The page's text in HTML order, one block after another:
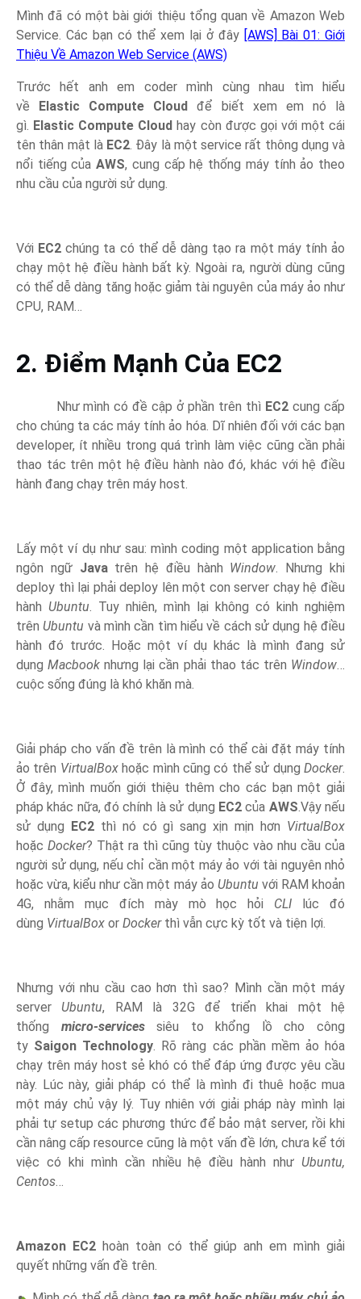
Mình đã có một bài giới thiệu tổng quan về Amazon Web
Service. Các bạn có thể xem lại ở đây [AWS] Bài 01: Giới
Thiệu Về Amazon Web Service (AWS)
Trước hết anh em coder mình cùng nhau tìm hiểu
về Elastic Compute Cloud để biết xem em nó là
gì. Elastic Compute Cloud hay còn được gọi với một cái
tên thân mật là EC2 . Đây là một service rất thông dụng và
nổi tiếng củaAWS, cung cấp hệ thống máy tính ảo theo
nhu cầu của người sử dụng.
Với EC2 chúng ta có thể dễ dàng tạo ra một máy tính ảo
chạy một hệ điều hành bất kỳ. Ngoài ra, người dùng cũng
có thể dễ dàng tăng hoặc giảm tài nguyên của máy ảo như
CPU, RAM…
2. Điểm Mạnh Của EC2
Như mình có đề cập ở phần trên thì EC2 cung cấp
cho chúng ta các máy tính ảo hóa. Dĩ nhiên đối với các bạn
developer, ít nhiều trong quá trình làm việc cũng cần phải
thao tác trên một hệ điều hành nào đó, khác với hệ điều
hành đang chạy trên máy host.
Lấy một ví dụ như sau: mình coding một application bằng
ngôn ngữ Javatrên hệ điều hành Window . Nhưng khi
deploy thì lại phải deploy lên một con server chạy hệ điều
hành Ubuntu . Tuy nhiên, mình lại không có kinh nghiệm
trên Ubuntu và mình cần tìm hiểu về cách sử dụng hệ điều
hành đó trước. Hoặc một ví dụ khác là mình đang sử
dụngMacbook nhưng lại cần phải thao tác trên Window
cuộc sống đúng là khó khăn mà.
Giải pháp cho vấn đề trên là mình có thể cài đặt máy tính
ảo trên VirtualBoxhoặc mình cũng có thể sử dụngDocker.
Ở đây, mình muốn giới thiệu thêm cho các bạn một giải
pháp khác nữa, đó chính là sử dụng EC2của AWS .Vậy nếu
sử dụng EC2thì nó có gì sang xịn mịn hơn VirtualBox
hoặc Docker? Thật ra thì cũng tùy thuộc vào nhu cầu của
người sử dụng, nếu chỉ cần một máy ảo với tài nguyên nhỏ
hoặc vừa, kiểu như cần một máy ảo Ubuntu với RAM khoản
4G, nhằm mục đích mày mò học hỏi CLI lúc đó
dùng VirtualBox or Dockerthì vẫn cực kỳ tốt và tiện lợi.
Nhưng với nhu cầu cao hơn thì sao? Mình cần một máy
server Ubuntu, RAM là 32G để triển khai một hệ
thống micro-servicessiêu to khổng lồ cho công
ty Saigon Technology . Rõ ràng các phần mềm ảo hóa
chạy trên máy host sẻ khó có thể đáp ứng được yêu cầu
này. Lúc này, giải pháp có thể là mình đi thuê hoặc mua
một máy chủ vậy lý. Tuy nhiên với giải pháp này mình lại
phải tự setup các phương thức để bảo mật server, rồi khi
cần nâng cấp resource cũng là một vấn đề lớn, chưa kể tới
việc có khi mình cần nhiều hệ điều hành như Ubuntu,
Centos
Amazon EC2hoàn toàn có thể giúp anh em mình giải
quyết những vấn đề trên.